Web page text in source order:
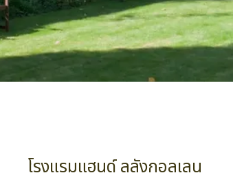
โรงแรมแฮนด์ ลลังกอลเลน